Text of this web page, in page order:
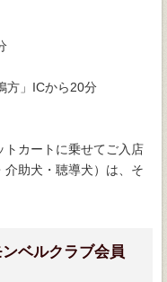
方」ICから20分
カートに乗せてご入店
介助犬・聴導犬）は、そ
ベルクラブ会員